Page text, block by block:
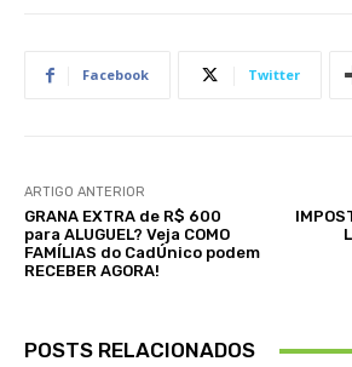
Facebook Twitter
ARTIGO ANTERIOR
GRANA EXTRA de R$ 600
para ALUGUEL? Veja COMO
FAMÍLIAS do CadÚnico podem
RECEBER AGORA!
POSTS RELACIONADOS